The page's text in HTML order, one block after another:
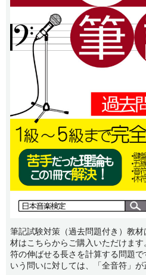
筆記試験対策（過去問題付き）教
材はこちらからご購入いただけま
符の伸ばせる長さを計算する問題
いう問いに対しては、「全音符」